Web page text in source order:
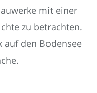
mit einer
zu betrachten.
den Bodensee